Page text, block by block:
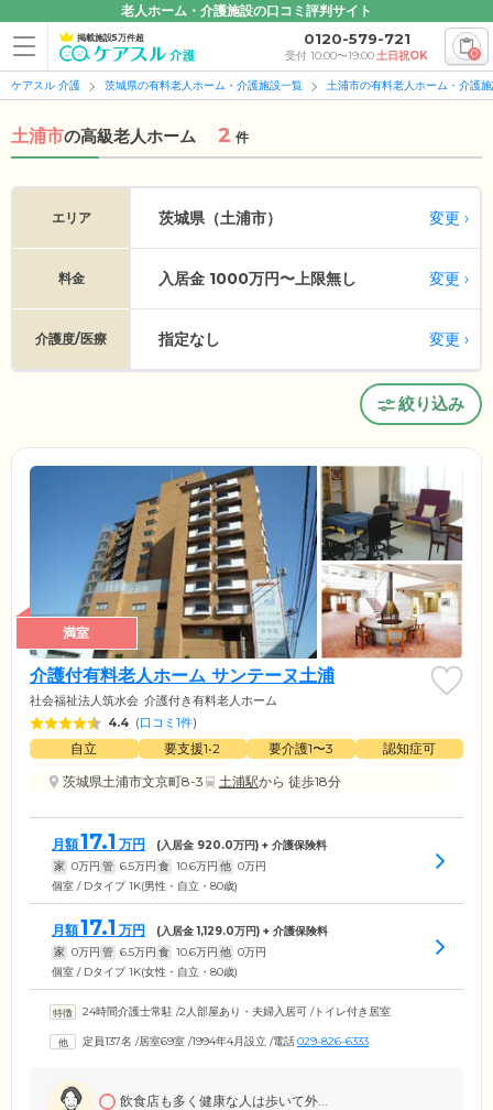
老人ホーム・介護施設の口コミ評判サイト
掲載施設5万件超 0120-579-721
受付 10:00〜19:00土日祝OK 0
ケアスル 介護 茨城県の有料老人ホーム・介護施設一覧 土浦市の有料老人ホーム・介護
土浦市の高級老人ホーム 2 件
エリア 茨城県（土浦市） 変更
料金 入居金 1000万円〜上限無し 変更
介護度/医療 指定なし 変更
絞り込み
満室
介護付有料老人ホーム サンテーヌ土浦
社会福祉法人筑水会 介護付き有料老人ホーム
4.4 (口コミ1件)
自立 要支援1•2 要介護1〜3
認知症可
茨城県土浦市文京町8-3
土浦駅から 徒歩18分
月額17.1 万円 (入居金 920.0万円) + 介護保険料
家 0万円 管 6.5万円 食 10.6万円 他 0万円
個室 / Dタイプ 1K(男性・自立・80歳)
月額17.1 万円 (入居金1,129.0万円) + 介護保険料
家 0万円 管 6.5万円 食 10.6万円 他 0万円
個室 / Dタイプ 1K(女性・自立・80歳)
24時間介護士常駐 /2人部屋あり・夫婦入居可 /トイレ付き居室
定員137名 /居室69室 /1994年4月設立 /電話029-826-6333
飲食店も多く健康な人は歩いて外...